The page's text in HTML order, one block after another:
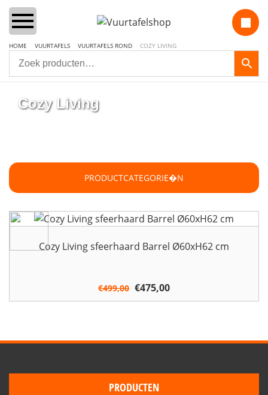
Vuurtafels
Lounge & Dining
Inbouwbranders
Vuurzuilen
Contact
HOME VUURTAFELS VUURTAFELS ROND COZY LIVING
Cozy Living
PRODUCTCATEGORIE�N
Cozy Living sfeerhaard Barrel Ø60xH62 cm
€499,00 Oorspronkelijke
prijs
€475,00
prijs
PRODUCTEN